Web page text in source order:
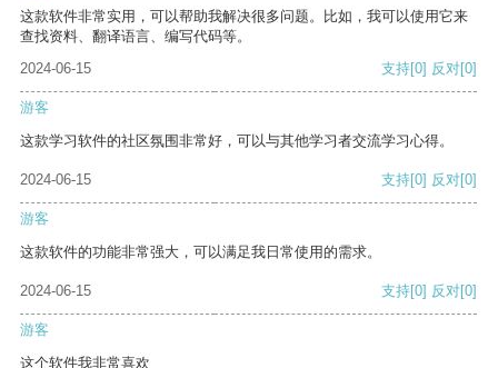
这款软件非常实用，可以帮助我解决很多问题。比如，我可以使用它来
查找资料、翻译语言、编写代码等。
2024-06-15
支持[0] 反对[0]
游客
这款学习软件的社区氛围非常好，可以与其他学习者交流学习心得。
2024-06-15 支持[0] 反对[0]
游客
这款软件的功能非常强大，可以满足我日常使用的需求。
2024-06-15 支持[0] 反对[0]
游客
这个软件我非常喜欢